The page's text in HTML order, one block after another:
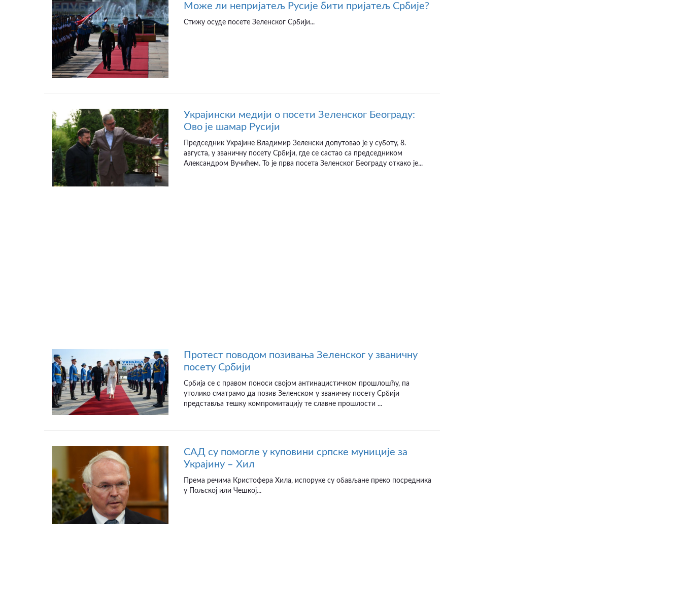
Може ли непријатељ Русије бити пријатељ Србије?
Стижу осуде посете Зеленског Србији...
Украјински медији о посети Зеленског Београду:
Ово је шамар Русији
Председник Украјине Владимир Зеленски допутовао је у суботу, 8.
августа, у званичну посету Србији, где се састао са председником
Александром Вучићем. То је прва посета Зеленског Београду откако је...
Протест поводом позивања Зеленског у званичну
посету Србији
Србија се с правом поноси својом антинацистичком прошлошћу, па
утолико сматрамо да позив Зеленском у званичну посету Србији
представља тешку компромитацију те славне прошлости ...
САД су помогле у куповини српске муниције за
Украјину – Хил
Према речима Кристофера Хила, испоруке су обављане преко посредника
у Пољској или Чешкој...